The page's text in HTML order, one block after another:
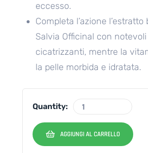
eccesso.
Completa l’azione l’estratto
Salvia Officinal con
cicatrizzanti, mentre la
la pelle morbida e idratata.
Quantity:
AGGIUNGI AL CARRELLO